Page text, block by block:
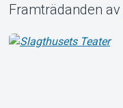
Framträdanden av